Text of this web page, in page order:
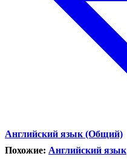
Английский язык (Общий)
Похожие: Английский язык